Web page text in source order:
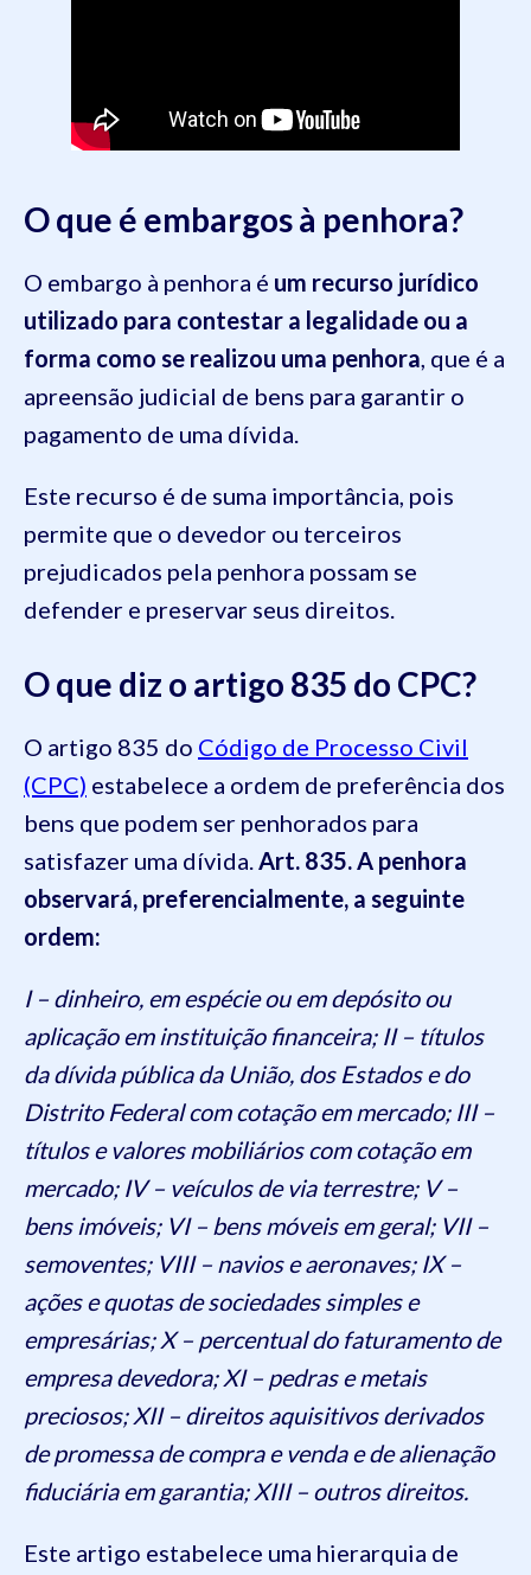
O que é embargos à penhora?
O embargo à penhora é um recurso jurídico
utilizado para contestar a legalidade ou a
forma como se realizou uma penhora, que é a
apreensão judicial de bens para garantir o
pagamento de uma dívida.
Este recurso é de suma importância, pois
permite que o devedor ou terceiros
prejudicados pela penhora possam se
defender e preservar seus direitos.
O que diz o artigo 835 do CPC?
O artigo 835 do Código de Processo Civil
(CPC) estabelece a ordem de preferência dos
bens que podem ser penhorados para
satisfazer uma dívida.Art. 835. A penhora
observará, preferencialmente, a seguinte
ordem:
I – dinheiro, em espécie ou em depósito ou
aplicação em instituição financeira; II – títulos
da dívida pública da União, dos Estados e do
Distrito Federal com cotação em mercado; III –
títulos e valores mobiliários com cotação em
mercado; IV – veículos de via terrestre; V –
bens imóveis; VI – bens móveis em geral; VII –
semoventes; VIII – navios e aeronaves; IX –
ações e quotas de sociedades simples e
empresárias; X – percentual do faturamento de
empresa devedora; XI – pedras e metais
preciosos; XII – direitos aquisitivos derivados
de promessa de compra e venda e de alienação
fiduciária em garantia; XIII – outros direitos.
Este artigo estabelece uma hierarquia de